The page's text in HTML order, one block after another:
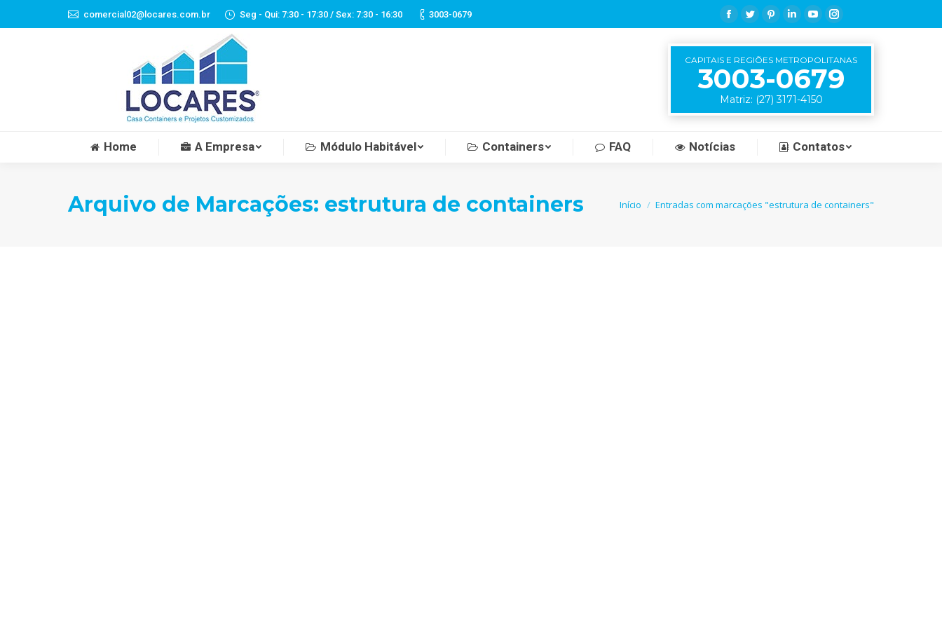
comercial02@locares.com.br Seg - Qui: 7:30 - 17:30 / Sex: 7:30 - 16:30 3003-0679
Facebook
TwitterPinterestLinkedinYouTubeInstagram
CAPITAIS E REGIÕES METROPOLITANAS
3003-0679
Matriz: (27) 3171-4150
Home A Empresa Módulo Habitável Containers FAQ Notícias Contatos
Arquivo de Marcações: estrutura de containers Você está aqui:
Início Entradas com marcações "estrutura de containers"
Home A Empresa Módulo Habitável Notícias Contatos